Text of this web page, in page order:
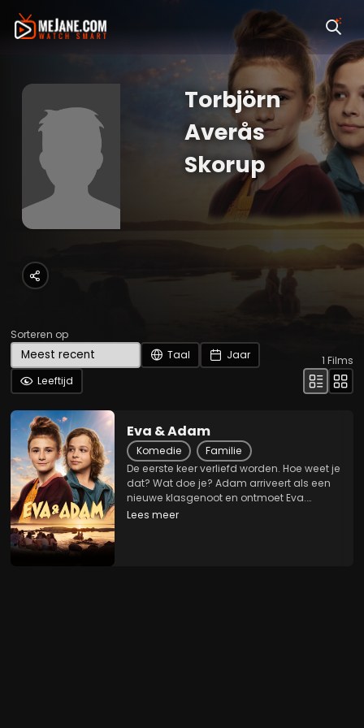
Torbjörn
Averås
Skorup
Sorteren op
Taal
Jaar
Leeftijd
1 Films
Eva & Adam
Komedie
Familie
De eerste keer verliefd worden. Hoe weet je
dat? Wat doe je? Adam arriveert als een
nieuwe klasgenoot en ontmoet Eva.
Opeens wordt alles anders. Eva heeft
Lees meer